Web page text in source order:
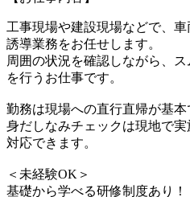
工事現場や建設現場などで、
誘導業務をお任せします。
周囲の状況を確認しながら、
を行うお仕事です。
勤務は現場への直行直帰が基本
身だしなみチェックは現地で
対応できます。
＜未経験OK＞
基礎から学べる研修制度あり！